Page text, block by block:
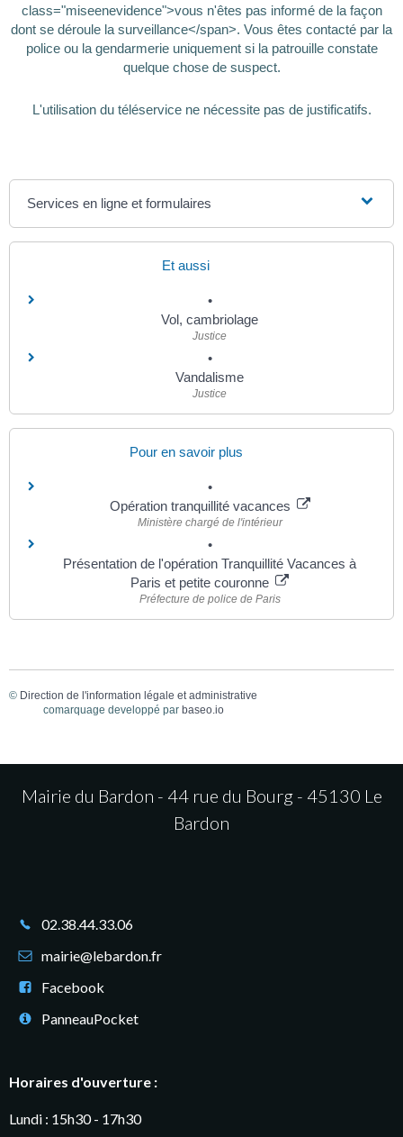
class="miseenevidence">vous n'êtes pas informé de la façon
dont se déroule la surveillance</span>. Vous êtes contacté par la
police ou la gendarmerie uniquement si la patrouille constate
quelque chose de suspect.
L'utilisation du téléservice ne nécessite pas de justificatifs.
Services en ligne et formulaires
Et aussi
Vol, cambriolage
Justice
Vandalisme
Justice
Pour en savoir plus
Opération tranquillité vacances
Ministère chargé de l'intérieur
Présentation de l'opération Tranquillité Vacances à
Paris et petite couronne
Préfecture de police de Paris
© Direction de l'information légale et administrative
comarquage developpé par baseo.io
Mairie du Bardon - 44 rue du Bourg - 45130 Le
Bardon
02.38.44.33.06
mairie@lebardon.fr
Facebook
PanneauPocket
Horaires d'ouverture :
Lundi : 15h30 - 17h30